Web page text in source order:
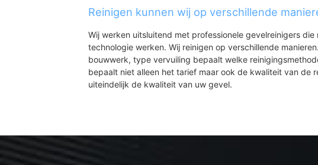
Reinigen kunnen wij op verschillende
Wij werken uitsluitend met professionele gevelreinigers die
technologie werken. Wij reinigen op verschillende
bouwwerk, type vervuiling bepaalt welke
bepaalt niet alleen het tarief maar ook de kwaliteit van de
uiteindelijk de kwaliteit van uw gevel.